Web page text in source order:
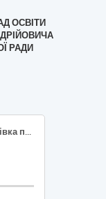
ОСВІТИ
РАДИ
Сметана 20%, фасування 350-400г, плівка поліетиленова, ДСТУ 4418